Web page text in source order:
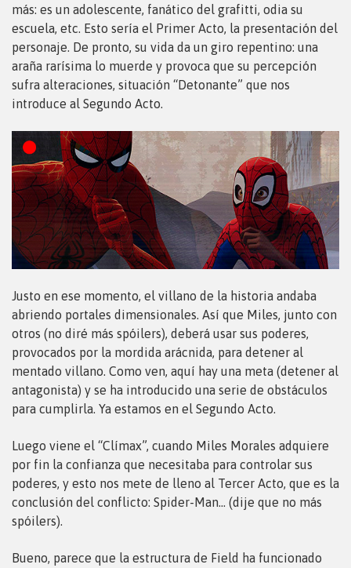
más: es un adolescente, fanático del grafitti, odia su
escuela, etc. Esto sería el Primer Acto, la presentación del
personaje. De pronto, su vida da un giro repentino: una
araña rarísima lo muerde y provoca que su percepción
sufra alteraciones, situación “Detonante” que nos
introduce al Segundo Acto.
Justo en ese momento, el villano de la historia andaba
abriendo portales dimensionales. Así que Miles, junto con
otros (no diré más spóilers), deberá usar sus poderes,
provocados por la mordida arácnida, para detener al
mentado villano. Como ven, aquí hay una meta (detener al
antagonista) y se ha introducido una serie de obstáculos
para cumplirla. Ya estamos en el Segundo Acto.
Luego viene el “Clímax”, cuando Miles Morales adquiere
por fin la confianza que necesitaba para controlar sus
poderes, y esto nos mete de lleno al Tercer Acto, que es la
conclusión del conflicto: Spider-Man… (dije que no más
spóilers).
Bueno, parece que la estructura de Field ha funcionado